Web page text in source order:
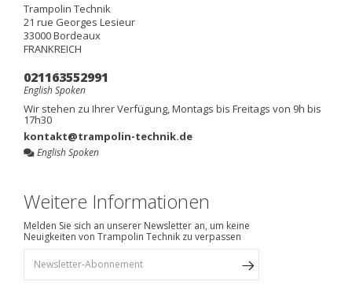
Trampolin Technik
21 rue Georges Lesieur
33000Bordeaux
FRANKREICH
021163552991
English Spoken
Wir stehen zu Ihrer Verfügung, Montags bis Freitags von 9h bis
17h30
kontakt@trampolin-technik.de
English Spoken
Weitere Informationen
Melden Sie sich an unserer Newsletter an, um keine
Neuigkeiten von Trampolin Technik zu verpassen